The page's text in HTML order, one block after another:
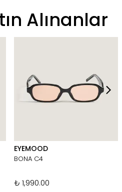
Alınanlar
EYEMOOD
BONA C4
₺ 1,990.00